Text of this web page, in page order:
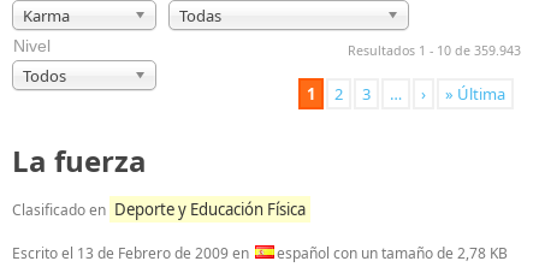
Karma Todas
Nivel
Todos
Resultados 1 - 10 de 359.943
1 2 3 … › » Última
La fuerza
Clasificado en Deporte y Educación Física
Escrito el 13 de Febrero de 2009en español con un tamaño de 2,78 KB